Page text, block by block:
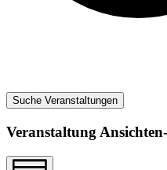
Suche Veranstaltungen
Veranstaltung